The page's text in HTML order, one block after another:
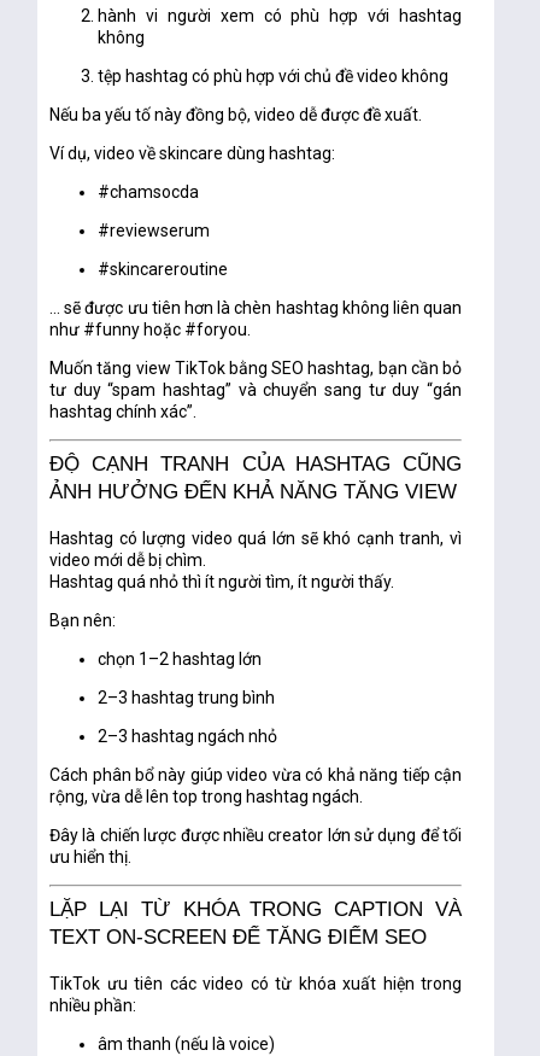
hành vi người xem có phù hợp với hashtag
không
tệp hashtag có phù hợp với chủ đề video không
Nếu ba yếu tố này đồng bộ, video dễ được đề xuất.
Ví dụ, video về skincare dùng hashtag:
#chamsocda
#reviewserum
#skincareroutine
… sẽ được ưu tiên hơn là chèn hashtag không liên quan
như #funny hoặc #foryou.
Muốn tăng view TikTok bằng SEO hashtag, bạn cần bỏ
tư duy “spam hashtag” và chuyển sang tư duy “gán
hashtag chính xác”.
ĐỘ CẠNH TRANH CỦA HASHTAG CŨNG
ẢNH HƯỞNG ĐẾN KHẢ NĂNG TĂNG VIEW
Hashtag có lượng video quá lớn sẽ khó cạnh tranh, vì
video mới dễ bị chìm.
Hashtag quá nhỏ thì ít người tìm, ít người thấy.
Bạn nên:
chọn 1–2 hashtag lớn
2–3 hashtag trung bình
2–3 hashtag ngách nhỏ
Cách phân bổ này giúp video vừa có khả năng tiếp cận
rộng, vừa dễ lên top trong hashtag ngách.
Đây là chiến lược được nhiều creator lớn sử dụng để tối
ưu hiển thị.
LẶP LẠI TỪ KHÓA TRONG CAPTION VÀ
TEXT ON-SCREEN ĐỂ TĂNG ĐIỂM SEO
TikTok ưu tiên các video có từ khóa xuất hiện trong
nhiều phần:
âm thanh (nếu là voice)